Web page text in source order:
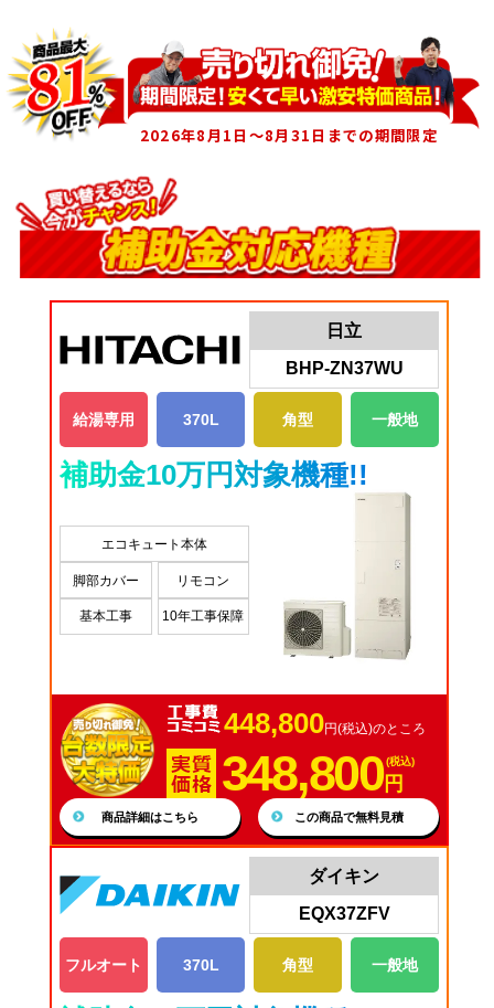
2026年8月1日～8月31日までの期間限定
日立
BHP-ZN37WU
給湯専用 370L 角型 一般地
補助金10万円対象機種!!
エコキュート本体
脚部カバー リモコン
基本工事 10年工事保障
448,800円(税込)のところ
348,800(税込)
円
商品詳細はこちら この商品で無料見積
ダイキン
EQX37ZFV
フルオート 370L 角型 一般地